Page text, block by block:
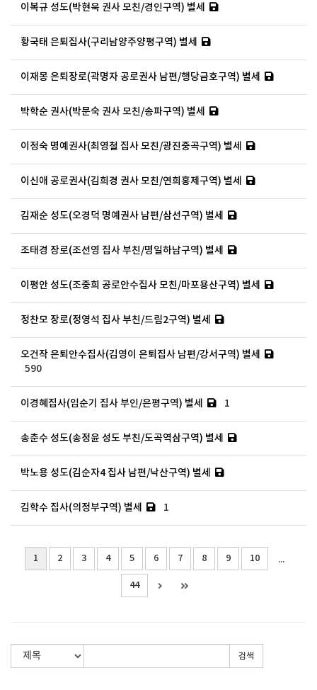
이복규 성도(박현욱 권사 모친/경인구역) 별세
황국태 은퇴집사(구리남양주양평구역) 별세
이재몽 은퇴장로(곽명자 공로권사 남편/행당금호구역) 별세
박학순 권사(박문숙 권사 모친/송파구역) 별세
이정숙 명예권사(최영철 집사 모친/광진중곡구역) 별세
이신애 공로권사(김희경 권사 모친/연희홍제구역) 별세
김재순 성도(오경덕 명예권사 남편/삼선구역) 별세
조태경 장로(조선영 집사 부친/명일하남구역) 별세
이평안 성도(조중희 공로안수집사 모친/마포용산구역) 별세
정찬모 장로(정영석 집사 부친/드림2구역) 별세
오건작 은퇴안수집사(김영이 은퇴집사 남편/강서구역) 별세
590
이경혜집사(임순기 집사 부인/은평구역) 별세 1
송춘수 성도(송정윤 성도 부친/도곡역삼구역) 별세
박노용 성도(김순자4 집사 남편/낙산구역) 별세
김학수 집사(의정부구역) 별세 1
1 2 3 4 5 6 7 8 9 10 ...
44
검색